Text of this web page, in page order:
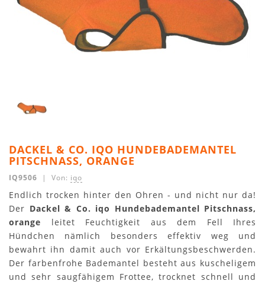
DACKEL & CO. IQO HUNDEBADEMANTEL
PITSCHNASS, ORANGE
IQ9506 | Von: iqo
Endlich trocken hinter den Ohren - und nicht nur da!
Der Dackel & Co. iqo Hundebademantel Pitschnass,
orange leitet Feuchtigkeit aus dem Fell Ihres
Hündchen nämlich besonders effektiv weg und
bewahrt ihn damit auch vor Erkältungsbeschwerden.
Der farbenfrohe Bademantel besteht aus kuscheligem
und sehr saugfähigem Frottee, trocknet schnell und